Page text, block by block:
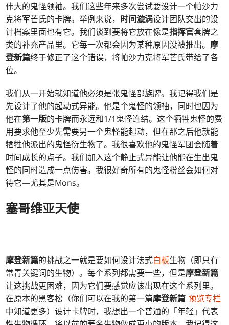
伟大的鬼怪领袖。我们这些年来多次尝试要设计一个帕沙力
克将军芒氏的卡牌。举例来说， 时间漩涡设计团队交出的设
计档案里面也有它。我们谈到要将它放在像是指挥官套牌之
类的补充产品里。它每一次都会因为某种原因没被推出。摩
登新篇终于修正了这个错误，将帕沙力克将军芒氏带给了各
位。
我们从一开始就知道他必须是张鬼怪部族牌。我记得我们是
先设计了他的起动式异能。他是个鬼怪的领袖，同时也因为
他在第一版的卡牌而永远和1/1鬼怪连结。这个牺牲鬼怪的费
用要求他至少先需要另一个鬼怪能起动，但在那之后他就能
牺牲他派出的鬼怪衍生物了。我很喜欢他的鬼怪军团会随着
时间成长的点子。我们加入这个静止式异能让他能在生出鬼
怪的同时造成一点伤害。我很好奇所有的鬼怪粉丝会如何对
待它—尤其是Mons。
塞哥维亚天使
摩登新篇的挑战之一就是要如何设计法式白板生物（即只有
常青关键词的生物）。每个系列都需要一些，但是摩登新篇
让这挑战更困难，因为它们要感觉应该出现在这个系列里。
在原本的黑客松（你们可以在我的第一篇摩登新篇预览专栏
中知道更多）设计卡牌时，我想出一个普通的「年轻」代表